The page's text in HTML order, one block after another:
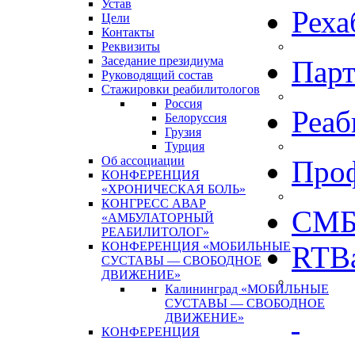
Устав
Цели
Контакты
Реквизиты
Заседание президиума
Руководящий состав
Стажировки реабилитологов
Россия
Белоруссия
Грузия
Турция
Об ассоциации
КОНФЕРЕНЦИЯ
«ХРОНИЧЕСКАЯ БОЛЬ»
КОНГРЕСС АВАР
«АМБУЛАТОРНЫЙ
РЕАБИЛИТОЛОГ»
КОНФЕРЕНЦИЯ «МОБИЛЬНЫЕ
СУСТАВЫ — СВОБОДНОЕ
ДВИЖЕНИЕ»
Калининград «МОБИЛЬНЫЕ
СУСТАВЫ — СВОБОДНОЕ
ДВИЖЕНИЕ»
КОНФЕРЕНЦИЯ